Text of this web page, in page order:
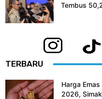
Tembus
TERBARU
Harga
2026,